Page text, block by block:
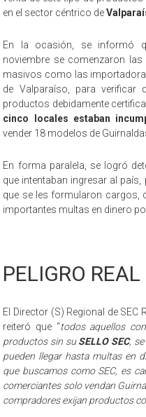
en el sector céntrico de
En la ocasión, se informó
noviembre se comenzaron
masivos como las
de Valparaíso, para verificar
productos debidamente
cinco locales estaban
vender 18 modelos de
En forma paralela, se logró
que intentaban ingresar al
que se les formularon cargos,
importantes multas en dinero
PELIGRO REAL
El Director (S) Regional de SEC
reiteró que “todos aquellos
productos sin suSELLO SEC,
pueden llegar hasta multas en
que buscamos como SEC, es
comerciantes solo vendan
compradores exijan productos